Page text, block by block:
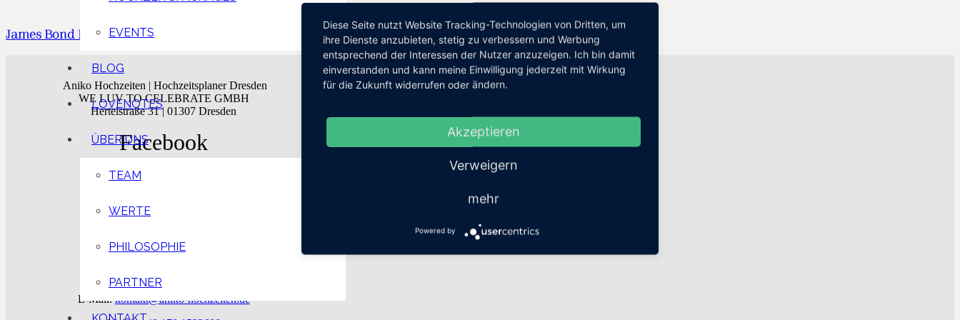
EVENTS
BLOG
LOVENOTES
ÜBER UNS
TEAM
WERTE
PHILOSOPHIE
PARTNER
James Bond NRW – J&M
Aniko Hochzeiten | Hochzeitsplaner Dresden
WE LUV TO CELEBRATE GMBH
Hertelstraße 31 | 01307 Dresden
Facebook
Instagram
WhatsApp
E-Mail:kontakt@aniko-hochzeiten.de
Diese Seite nutzt Website Tracking-Technologien von Dritten, um
ihre Dienste anzubieten, stetig zu verbessern und Werbung
entsprechend der Interessen der Nutzer anzuzeigen. Ich bin damit
einverstanden und kann meine Einwilligung jederzeit mit Wirkung
für die Zukunft widerrufen oder ändern.
Akzeptieren
Verweigern
mehr
Powered by